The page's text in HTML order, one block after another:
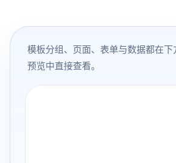
模板分组、页面、表单与数据都在下
预览中直接查看。